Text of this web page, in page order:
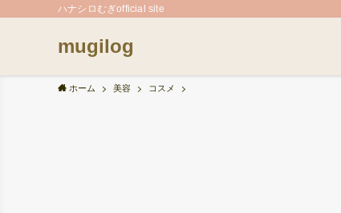
ハナシロむぎofficial site
mugilog
ホーム 美容 コスメ